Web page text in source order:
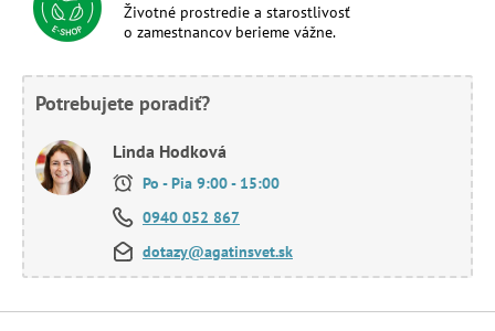
Životné prostredie a starostlivosť
o zamestnancov berieme vážne.
Potrebujete poradiť?
Linda Hodková
Po - Pia 9:00 - 15:00
0940 052 867
dotazy@agatinsvet.sk